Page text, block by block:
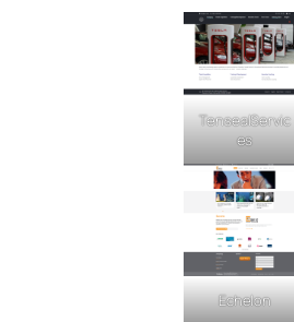
TensealServic
es
Echelon